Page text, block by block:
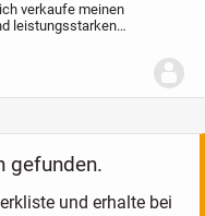
verkaufe meinen
leistungsstarken
pfeilschnell. Der
ist aber leicht...
gefunden.
und erhalte bei